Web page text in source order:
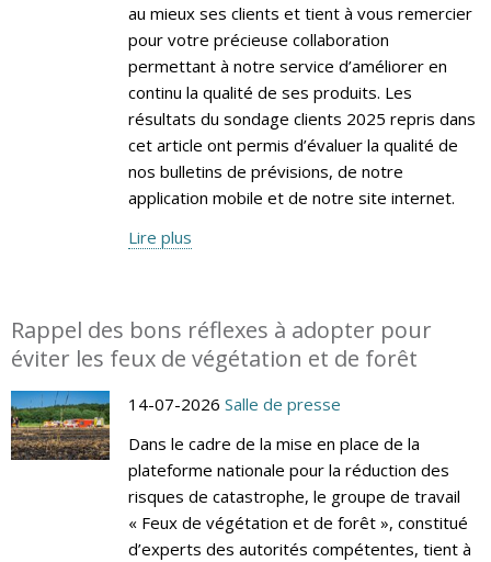
au mieux ses clients et tient à vous remercier
pour votre précieuse collaboration
permettant à notre service d’améliorer en
continu la qualité de ses produits. Les
résultats du sondage clients 2025 repris dans
cet article ont permis d’évaluer la qualité de
nos bulletins de prévisions, de notre
application mobile et de notre site internet.
Lire plus
Rappel des bons réflexes à adopter pour
éviter les feux de végétation et de forêt
14-07-2026 Salle de presse
Dans le cadre de la mise en place de la
plateforme nationale pour la réduction des
risques de catastrophe, le groupe de travail
« Feux de végétation et de forêt », constitué
d’experts des autorités compétentes, tient à